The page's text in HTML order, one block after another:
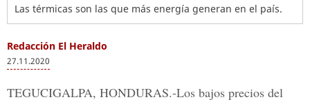
Las térmicas son las que más energía generan en el país.
Redacción El Heraldo
27.11.2020
TEGUCIGALPA, HONDURAS.-Los bajos precios del